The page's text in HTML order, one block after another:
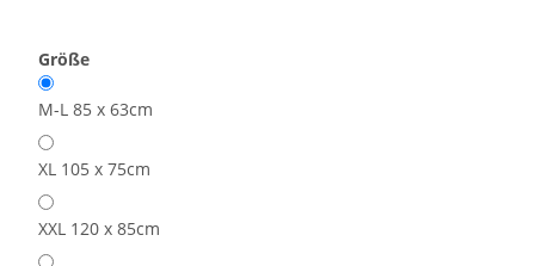
Größe
M-L 85 x 63cm
XL 105 x 75cm
XXL 120 x 85cm